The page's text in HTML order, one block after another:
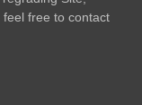
free to contact